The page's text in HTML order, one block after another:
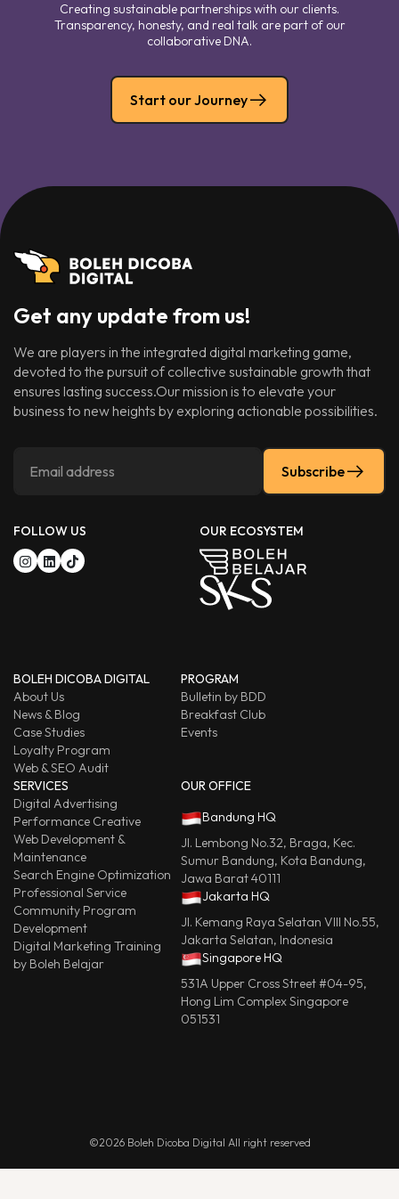
Creating sustainable partnerships with our clients.
Transparency, honesty, and real talk are part of our
collaborative DNA.
Start our Journey
Get any update from us!
We are players in the integrated digital marketing game,
devoted to the pursuit of collective sustainable growth that
ensures lasting success.Our mission is to elevate your
business to new heights by exploring actionable possibilities.
Subscribe
FOLLOW US OUR ECOSYSTEM
BOLEH DICOBA DIGITAL
About Us
News & Blog
Case Studies
Loyalty Program
Web & SEO Audit
PROGRAM
Bulletin by BDD
Breakfast Club
Events
SERVICES
Digital Advertising
Performance Creative
Web Development &
Maintenance
Search Engine Optimization
Professional Service
Community Program
Development
Digital Marketing Training
by Boleh Belajar
OUR OFFICE
Bandung HQ
Jl. Lembong No.32, Braga, Kec.
Sumur Bandung, Kota Bandung,
Jawa Barat 40111
Jakarta HQ
Jl. Kemang Raya Selatan VIII No.55,
Jakarta Selatan, Indonesia
Singapore HQ
531A Upper Cross Street #04-95,
Hong Lim Complex Singapore
051531
©2026 Boleh Dicoba Digital All right reserved